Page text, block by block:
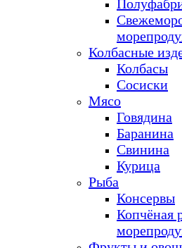
Колбасные
Колбасы
Сосиски
Мясо
Говядина
Баранина
Свинина
Курица
Рыба
Консервы
Копчёная